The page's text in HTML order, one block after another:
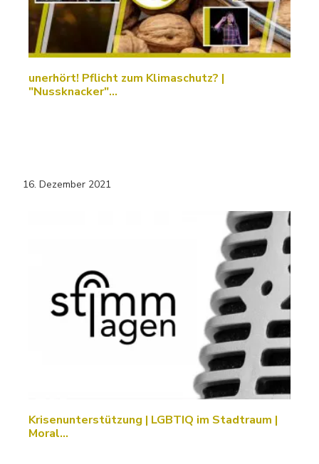
unerhört! Pflicht zum Klimaschutz? |
"Nussknacker"…
16. Dezember 2021
Krisenunterstützung | LGBTIQ im Stadtraum |
Moral…